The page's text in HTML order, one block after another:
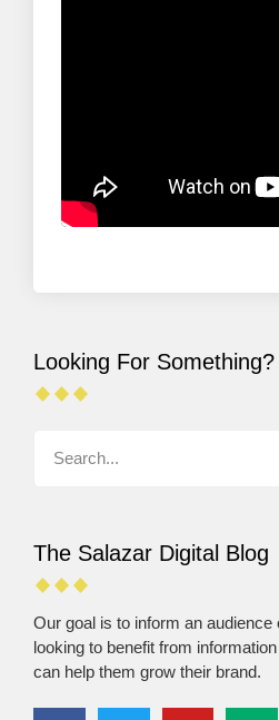
Looking For Something?
The Salazar Digital Blog
Our goal is to inform an
looking to benefit from
can help them grow their brand.